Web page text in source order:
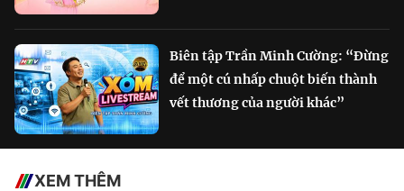
Biên tập Trần Minh Cường: “Đừng
để một cú nhấp chuột biến thành
vết thương của người khác”
XEM THÊM